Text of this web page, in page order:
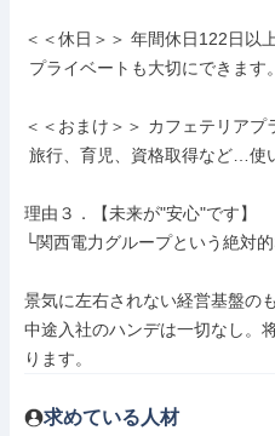
＜＜休日＞＞ 年間休日122日以
＜＜おまけ＞＞ カフェテリアプ
理由３．【未来が"安心"です】
└関西電力グループという絶対
景気に左右されない経営基盤の
中途入社のハンデは一切なし。
ります。
求めている人材